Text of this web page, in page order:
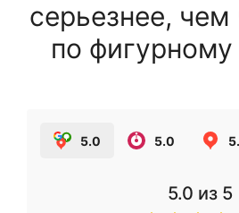
серьезнее,
по
5.0 5.0
5.0 из 5